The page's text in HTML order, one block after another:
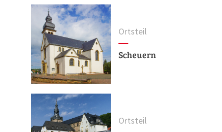
Ortsteil
Scheuern
Ortsteil